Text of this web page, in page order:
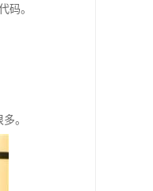
码。
。